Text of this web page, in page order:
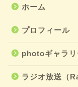
ホーム
プロフィール
photoギャラリ
ラジオ放送（